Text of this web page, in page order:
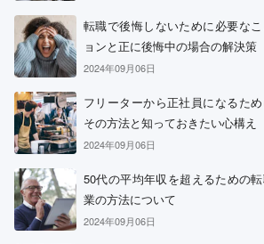
転職で後悔しないために必要な
ョンと正に後悔中の場合の解決策
2024年09月06日
フリーターから正社員になるた
その方法と知っておきたい心構え
2024年09月06日
50代の平均年収を超えるための
業の方法について
2024年09月06日